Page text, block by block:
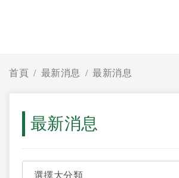
首頁 最新消息 最新消息
最新消息